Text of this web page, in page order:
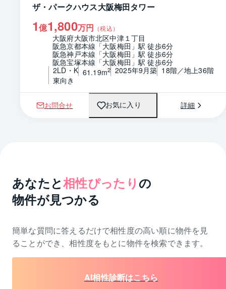
ザ・パークハウス大阪梅田タワー
1億1,800万円 （税込）
大阪府大阪市北区中津１丁目
阪急京都本線「大阪梅田」駅 徒歩6分
阪急神戸本線「大阪梅田」駅 徒歩6分
阪急宝塚本線「大阪梅田」駅 徒歩6分
2LD・K 61.19m2 2025年9月築 18階／地上36階
東向き
お問合せ お気に入り 詳細
あなたと相性ぴったり の
物件が見つかる
簡単な質問に答えるだけで相性度の高い順に物件を 見
ることができ、相性度をもとに物件を検索できます。
AI相性診断はこちら